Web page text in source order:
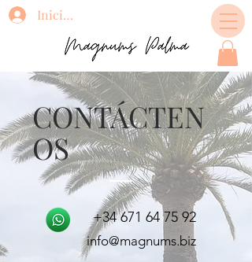
Iniciar sesión
CONTÁCTEN
OS
+34 671 64 75 92
info@magnums.biz